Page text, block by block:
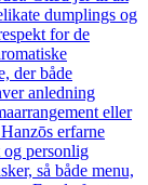
dumplings og
for de
der både
anledning
eller
erfarne
personlig
så både menu,